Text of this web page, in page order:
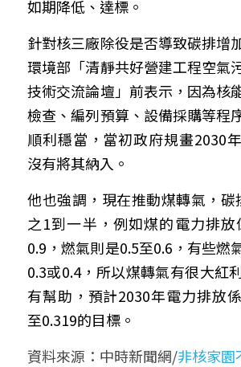
如期降低、達標。
針對核三廠除役是否導致碳排增
環境部「清靜共好營建工程空氣
技術交流論壇」前表示，因為核
檢查、編列預算、設備採購等程
順利穩當，當初政府規畫2030
沒有將其納入。
他也強調，現在推動煤轉氣，
之1到一半，例如煤的電力排放
0.9，燃氣則是0.5至0.6，有些燃
0.3或0.4，所以煤轉氣有很大紅
有幫助，預計2030年電力排放
至0.319的目標。
資料來源：中時新聞網/非核家園